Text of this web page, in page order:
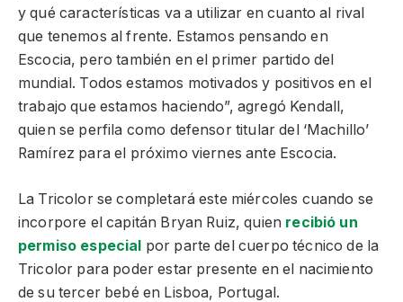
y qué características va a utilizar en cuanto al rival
que tenemos al frente. Estamos pensando en
Escocia, pero también en el primer partido del
mundial. Todos estamos motivados y positivos en el
trabajo que estamos haciendo”, agregó Kendall,
quien se perfila como defensor titular del ‘Machillo’
Ramírez para el próximo viernes ante Escocia.
La Tricolor se completará este miércoles cuando se
incorpore el capitán Bryan Ruiz, quien recibió un
permiso especial por parte del cuerpo técnico de la
Tricolor para poder estar presente en el nacimiento
de su tercer bebé en Lisboa, Portugal.